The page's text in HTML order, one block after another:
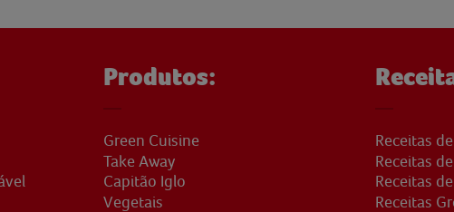
Produtos:
Green Cuisine
Take Away
Capitão Iglo
Vegetais
Receitas
Receitas
Receitas
Receitas